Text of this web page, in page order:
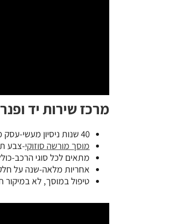
מרכז שירות יד
40 שנות ניסיון מעשי-עסק משפחתי שעובר מדור לדור.
מוסך מורשה סוזוקי-צבע
מתאים לכל סוגי הרכב-
אחריות מלאה-שנה על חלקים מקוריים, 3
טיפול במוסך, לא במיקור